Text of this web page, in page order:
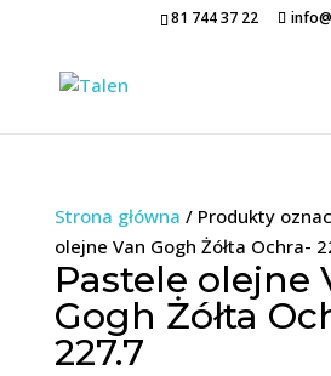
81 744 37 22
Strona główna / Produkty
olejne Van Gogh Żółta Ochra-
Pastele olejne
Gogh Żółta
227.7